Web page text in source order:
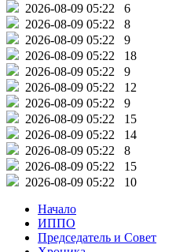
2026-08-09 05:22
6
2026-08-09 05:22
8
2026-08-09 05:22
9
2026-08-09 05:22
18
2026-08-09 05:22
9
2026-08-09 05:22
12
2026-08-09 05:22
9
2026-08-09 05:22
15
2026-08-09 05:22
14
2026-08-09 05:22
8
2026-08-09 05:22
15
2026-08-09 05:22
10
Начало
ИППО
Председатель и Совет